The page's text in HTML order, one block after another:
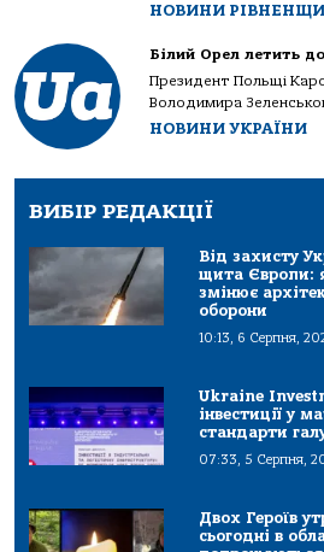
НОВИНИ
Білий Орел летить
Президент Польщі
Володимира
НОВИНИ УКРАЇНИ
ВИБІР РЕДАКЦІЇ
Від захисту
щита Європи:
змінює
оборони
10:13, 6 Серпня,
Ukraine
інвестиції у
стандарти
07:33, 5 Серпня,
Двох Героїв
сьогодні в